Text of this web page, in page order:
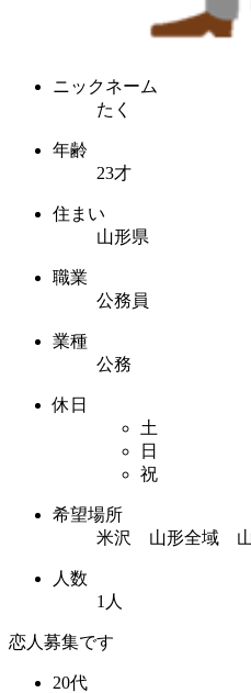
ニックネーム
たく
年齢
23才
住まい
山形県
職業
公務員
業種
公務
休日
土
日
祝
希望場所
米沢 山形全域
人数
1人
恋人募集です
20代